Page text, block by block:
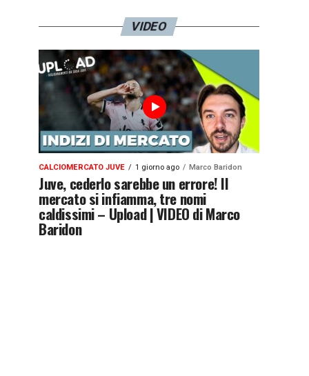
VIDEO
CALCIOMERCATO JUVE 1 giorno ago Marco Baridon
Juve, cederlo sarebbe un errore! Il
mercato si infiamma, tre nomi
caldissimi – Upload | VIDEO di Marco
Baridon